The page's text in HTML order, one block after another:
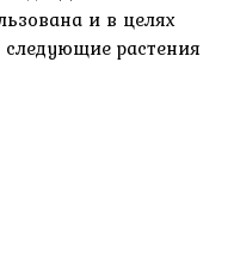
и в целях
растения